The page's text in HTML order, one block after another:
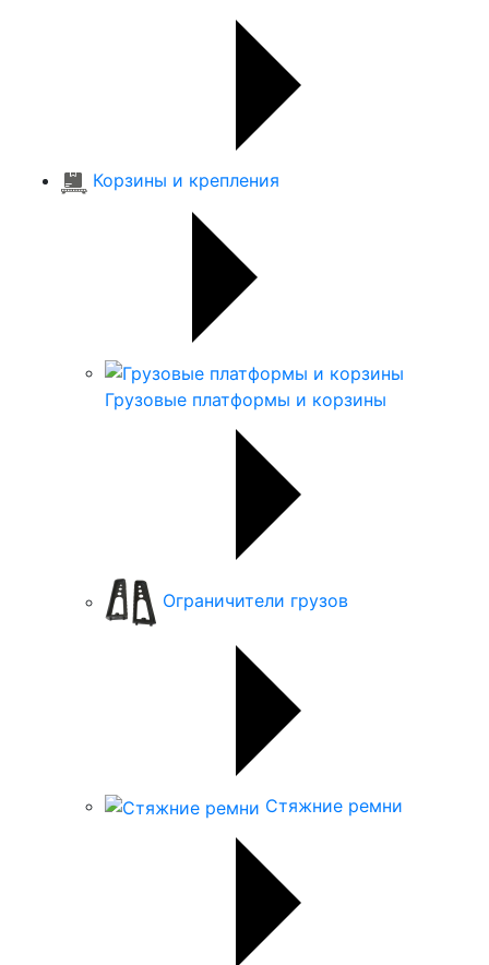
Корзины и крепления
Грузовые платформы и корзины
Ограничители грузов
Стяжние ремни